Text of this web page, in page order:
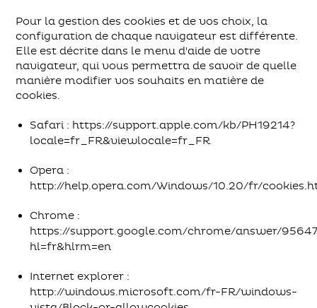
Pour la gestion des cookies et de vos choix, la
configuration de chaque navigateur est différente.
Elle est décrite dans le menu d'aide de votre
navigateur, qui vous permettra de savoir de quelle
manière modifier vos souhaits en matière de
cookies.
Safari : https://support.apple.com/kb/PH19214?
locale=fr_FR&viewlocale=fr_FR
Opera :
http://help.opera.com/Windows/10.20/fr/
Chrome :
https://support.google.com/chrome/answer/
hl=fr&hlrm=en
Internet explorer :
http://windows.microsoft.com/fr-FR/windows-